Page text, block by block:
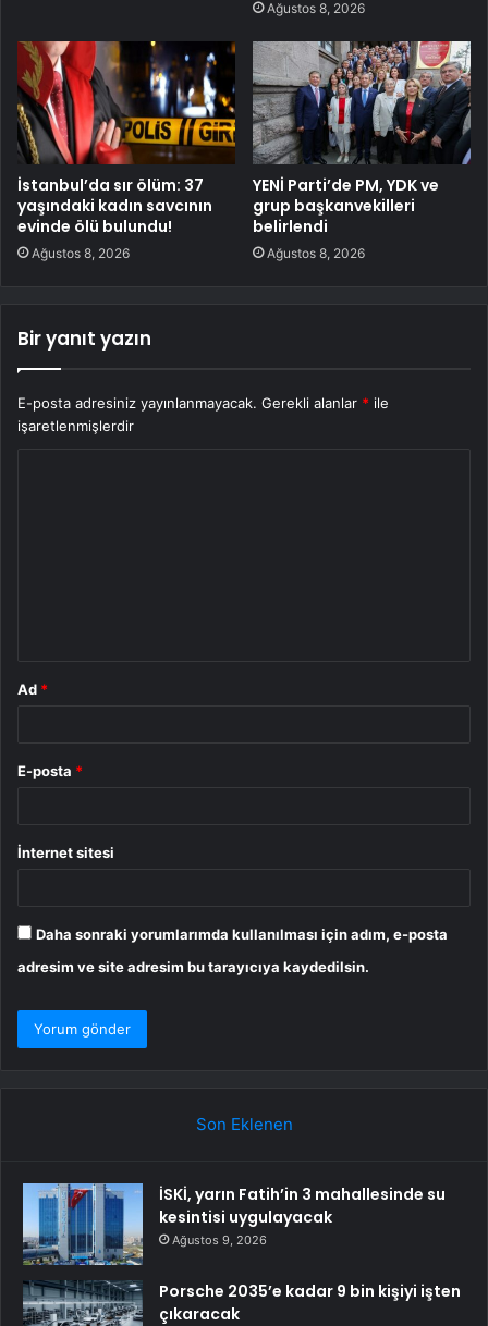
Ağustos 8, 2026
İstanbul’da sır ölüm: 37
yaşındaki kadın savcının
evinde ölü bulundu!
Ağustos 8, 2026
YENİ Parti’de PM, YDK ve
grup başkanvekilleri
belirlendi
Ağustos 8, 2026
Bir yanıt yazın
E-posta adresiniz yayınlanmayacak. Gerekli alanlar * ile
işaretlenmişlerdir
Ad *
E-posta *
İnternet sitesi
Daha sonraki yorumlarımda kullanılması için adım, e-posta
adresim ve site adresim bu tarayıcıya kaydedilsin.
Son Eklenen
İSKİ, yarın Fatih’in 3 mahallesinde su
kesintisi uygulayacak
Ağustos 9, 2026
Porsche 2035’e kadar 9 bin kişiyi işten
çıkaracak